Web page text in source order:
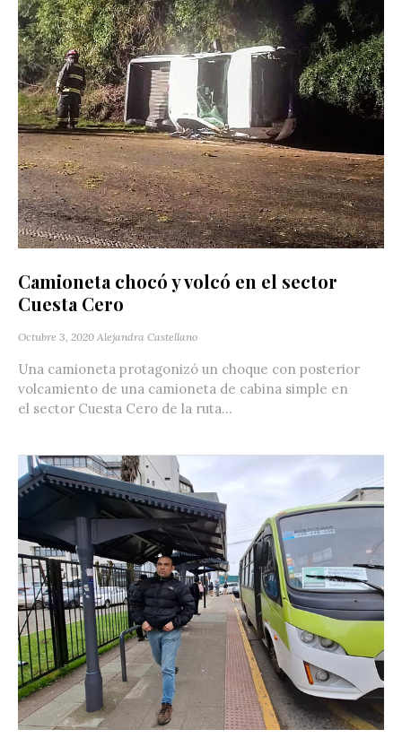
Camioneta chocó y volcó en el sector
Cuesta Cero
Octubre 3, 2020 Alejandra Castellano
Una camioneta protagonizó un choque con posterior
volcamiento de una camioneta de cabina simple en
el sector Cuesta Cero de la ruta...